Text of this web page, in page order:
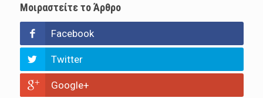
Μοιραστείτε το Άρθρο
Facebook
Twitter
Google+